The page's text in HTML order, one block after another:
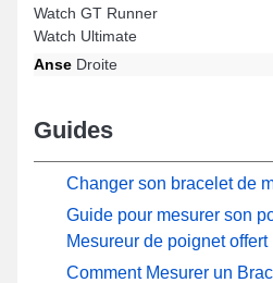
Watch GT Runner
Watch Ultimate
Anse Droite
Guides
Changer son bracelet de
Guide pour mesurer son
Mesureur de poignet offert
Comment Mesurer un